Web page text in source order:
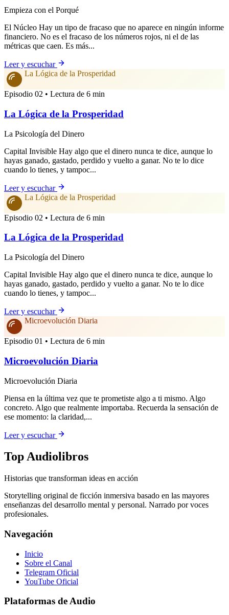
Empieza con el Porqué
El Núcleo Hay un tipo de fracaso que no aparece en ningún informe
financiero. No es el fracaso de los números rojos, ni el de las
métricas que caen. Es más...
Leer y escuchar
La Lógica de la Prosperidad
Episodio 02 • Lectura de 6 min
La Lógica de la Prosperidad
La Psicología del Dinero
Capital Invisible Hay algo que el dinero nunca te dice, aunque lo
hayas ganado, gastado, perdido y vuelto a ganar. No te lo dice
cuando lo tienes, y tampoc...
Leer y escuchar
La Lógica de la Prosperidad
Episodio 02 • Lectura de 6 min
La Lógica de la Prosperidad
La Psicología del Dinero
Capital Invisible Hay algo que el dinero nunca te dice, aunque lo
hayas ganado, gastado, perdido y vuelto a ganar. No te lo dice
cuando lo tienes, y tampoc...
Leer y escuchar
Microevolución Diaria
Episodio 01 • Lectura de 6 min
Microevolución Diaria
Microevolución Diaria
Piensa en la última vez que te prometiste algo a ti mismo. Algo
concreto. Algo que realmente importaba. Recuerda la sensación de
ese momento: la claridad,...
Leer y escuchar
Top Audiolibros
Historias que transforman ideas en acción
Storytelling original de ficción inmersiva basado en las mayores
enseñanzas del desarrollo mental y personal. Narrado por voces
profesionales.
Navegación
Inicio
Sobre el Canal
Telegram Oficial
YouTube Oficial
Plataformas de Audio